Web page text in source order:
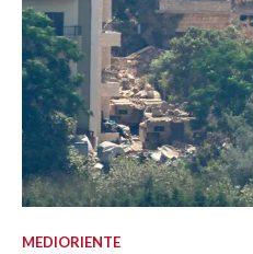
MEDIORIENTE